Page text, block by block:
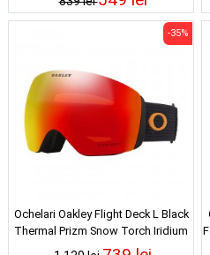
Ochelari Oakley Flight Deck L Black
Thermal Prizm Snow Torch Iridium
24/25
-35%